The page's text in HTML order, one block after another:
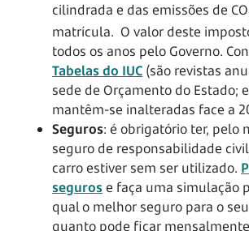
cilindrada e das emissões de CO
matrícula. O valor deste
todos os anos pelo Governo.
Tabelas do IUC (são revistas
sede de Orçamento do Estado;
mantêm-se inalteradas face a
Seguros: é obrigatório ter, pelo
seguro de responsabilidade
carro estiver sem ser utilizado.
segurose faça uma simulação
qual o melhor seguro para o
quanto pode ficar mensalmente